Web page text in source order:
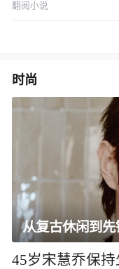
翻阅小说
时尚
45岁宋慧乔保持